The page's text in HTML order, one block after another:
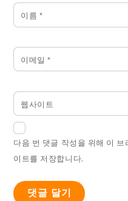
이름 *
이메일*
웹사이트
다음 번 댓글 작성을 위해 이
이트를 저장합니다.